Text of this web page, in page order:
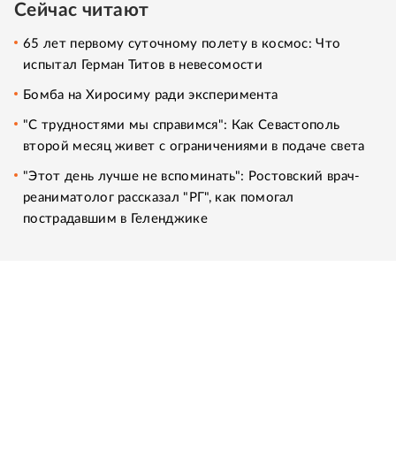
Сейчас читают
65 лет первому суточному полету в космос: Что
испытал Герман Титов в невесомости
Бомба на Хиросиму ради эксперимента
"С трудностями мы справимся": Как Севастополь
второй месяц живет с ограничениями в подаче света
"Этот день лучше не вспоминать": Ростовский врач-
реаниматолог рассказал "РГ", как помогал
пострадавшим в Геленджике